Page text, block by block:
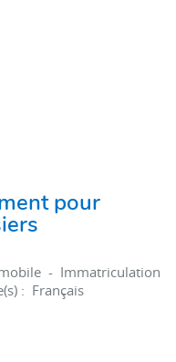
pour
- Immatriculation
: Français